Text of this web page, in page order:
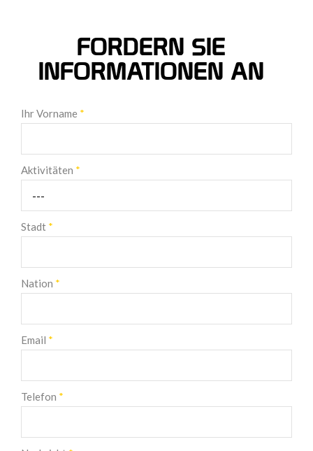
FORDERN SIE
INFORMATIONEN AN
Ihr Vorname *
Aktivitäten *
Stadt *
Nation *
Email *
Telefon *